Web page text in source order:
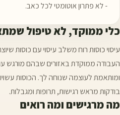
- לא פתרון אוטומטי לכל כאב.
כלי ממוקד, לא טיפול
עיסוי כוסות רוח משלב עיסוי עם כוסות
העבודה ממוקדת באזורים שבהם מורגש
ומותאמת לעוצמה שנוחה לך. הכוסות
בודקות מראש רגישות, תרופות ומגבלות.
מה מרגישים ומה רואים